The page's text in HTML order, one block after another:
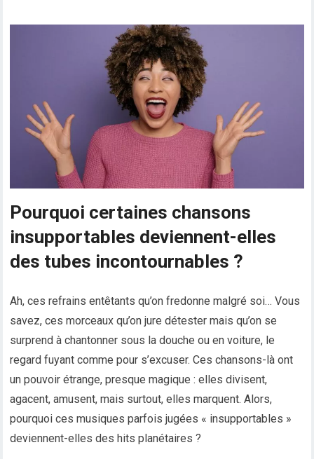
Pourquoi certaines chansons
insupportables deviennent-elles
des tubes incontournables ?
Ah, ces refrains entêtants qu’on fredonne malgré soi… Vous
savez, ces morceaux qu’on jure détester mais qu’on se
surprend à chantonner sous la douche ou en voiture, le
regard fuyant comme pour s’excuser. Ces chansons-là ont
un pouvoir étrange, presque magique : elles divisent,
agacent, amusent, mais surtout, elles marquent. Alors,
pourquoi ces musiques parfois jugées « insupportables »
deviennent-elles des hits planétaires ?